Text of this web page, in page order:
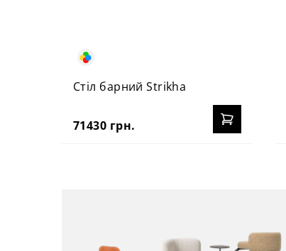
Стіл барний Strikha
71430 грн.